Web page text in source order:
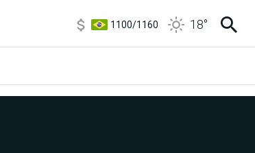
3,8/4
18°